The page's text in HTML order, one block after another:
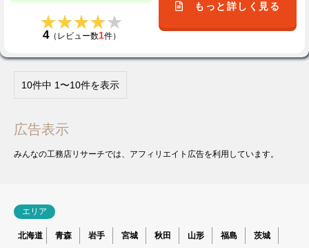
★★★★★
★★★★★
4（レビュー数1件）
もっと詳しく見る
10件中 1〜10件を表示
広告表示
みんなの工務店リサーチでは、アフィリエイト広告を利用しています。
エリア
北海道 青森 岩手 宮城 秋田 山形 福島 茨城